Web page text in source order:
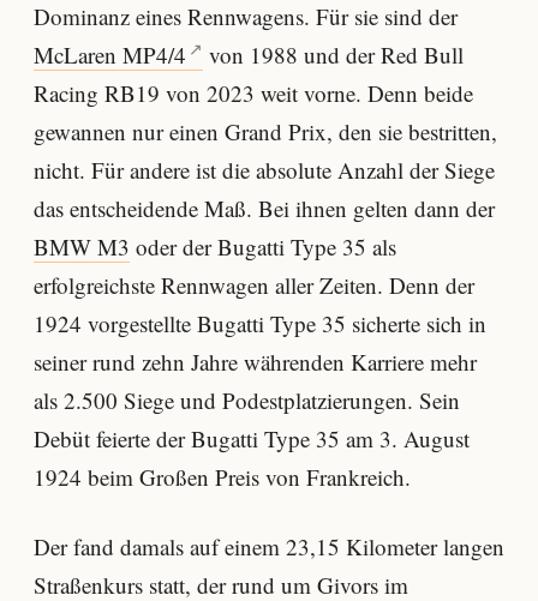
Dominanz eines Rennwagens. Für sie sind der
McLaren MP4/4
von 1988 und der Red Bull
Racing RB19 von 2023 weit vorne. Denn beide
gewannen nur einen Grand Prix, den sie bestritten,
nicht. Für andere ist die absolute Anzahl der Siege
das entscheidende Maß. Bei ihnen gelten dann der
BMW M3 oder der Bugatti Type 35 als
erfolgreichste Rennwagen aller Zeiten. Denn der
1924 vorgestellte Bugatti Type 35 sicherte sich in
seiner rund zehn Jahre währenden Karriere mehr
als 2.500 Siege und Podestplatzierungen. Sein
Debüt feierte der Bugatti Type 35 am 3. August
1924 beim Großen Preis von Frankreich.
Der fand damals auf einem 23,15 Kilometer langen
Straßenkurs statt, der rund um Givors im